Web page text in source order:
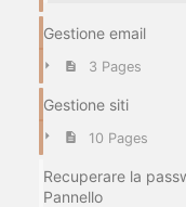
Gestione email
3 Pages
Gestione siti
10 Pages
Recuperare la
Pannello